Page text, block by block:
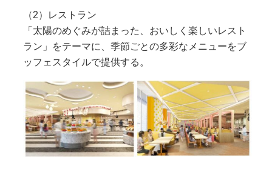
（2）レストラン
「太陽のめぐみが詰まった、おいしく楽しいレスト
ラン」をテーマに、季節ごとの多彩なメニューをブ
ッフェスタイルで提供する。